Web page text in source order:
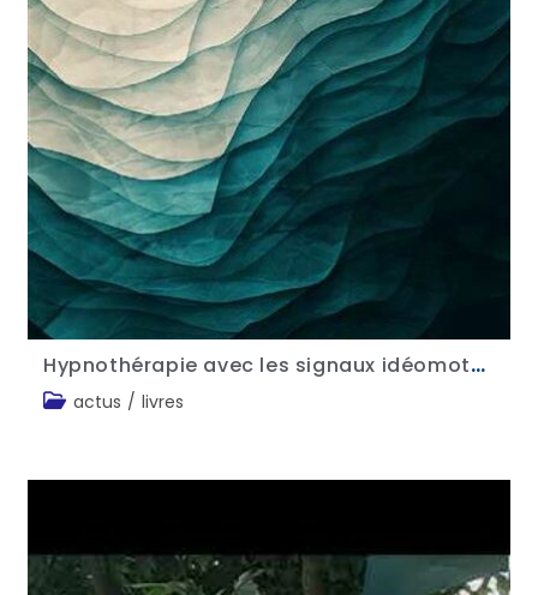
Hypnothérapie avec les signaux idéomoteurs – Dr Stéphane Radoykov
actus / livres